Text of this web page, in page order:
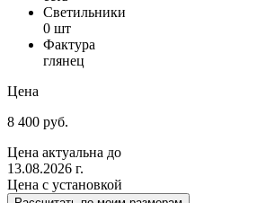
Светильники
0 шт
Фактура
глянец
Цена
8 400 руб.
Цена актуальна до
13.08.2026 г.
Цена с установкой